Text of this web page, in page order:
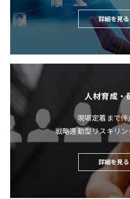
詳細を見る
人材育成・
現場定着まで伴
戦略連動型リスキリ
詳細を見る